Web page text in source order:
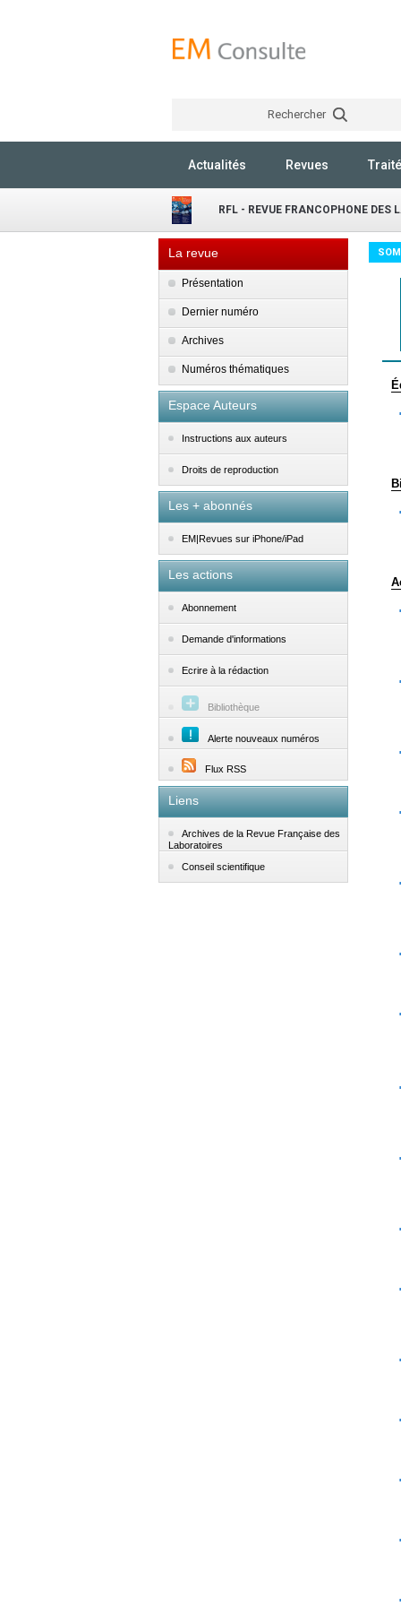
Rechercher
Actualités Revues
RFL - REVUE FRANCOPHONE DES
La revue
Présentation
Dernier numéro
Archives
Numéros thématiques
Espace Auteurs
Instructions aux auteurs
Droits de reproduction
Les + abonnés
EM|Revues sur iPhone/iPad
Les actions
Abonnement
Demande d'informations
Ecrire à la rédaction
Bibliothèque
Alerte nouveaux numéros
Flux RSS
Liens
Archives de la Revue Française des
Laboratoires
Conseil scientifique